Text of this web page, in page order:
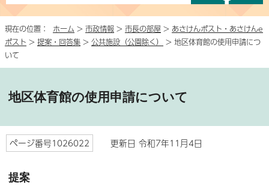
現在の位置： ホーム > 市政情報 > 市長の部屋 > あさけんポスト・あさけんe
ポスト > 提案・回答集 > 公共施設（公園除く）
> 地区体育館の使用申請につ
いて
地区体育館の使用申請について
ページ番号1026022 更新日 令和7年11月4日
提案